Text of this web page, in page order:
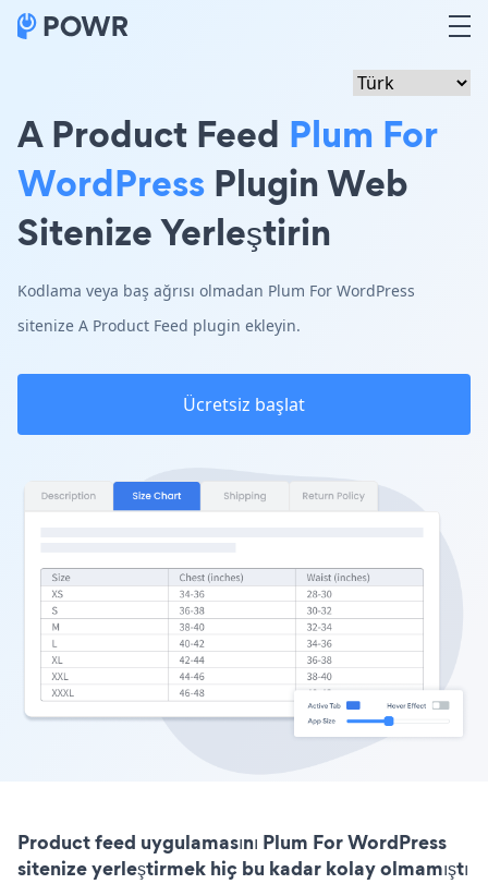
A Product Feed Plum For
WordPress Plugin Web
Sitenize Yerleştirin
Kodlama veya baş ağrısı olmadan Plum For WordPress
sitenize A Product Feed plugin ekleyin.
Ücretsiz başlat
Product feed uygulamasını Plum For WordPress
sitenize yerleştirmek hiç bu kadar kolay olmamıştı